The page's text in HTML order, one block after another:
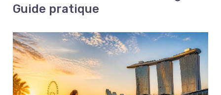
Guide pratique